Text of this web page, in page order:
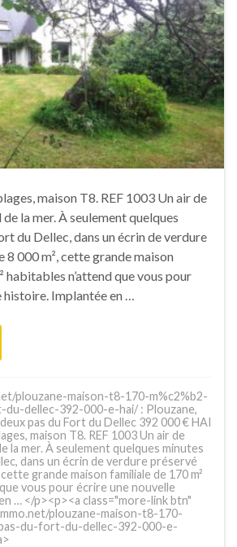
maison T8. REF 1003 Un air de
la mer. À seulement quelques
du Dellec, dans un écrin de verdure
8 000 m², cette grande maison
habitables n’attend que vous pour
histoire. Implantée en …
plouzane-maison-t8-170-m%c2%b2-
dellec-392-000-e-hai/ : Plouzane,
pas du Fort du Dellec 392 000 € HAI
maison T8. REF 1003 Un air de
la mer. À seulement quelques minutes
dans un écrin de verdure préservé
cette grande maison familiale de 170 m²
vous pour écrire une nouvelle
… </p><p><a class="more-link btn"
plouzane-maison-t8-170-
du-fort-du-dellec-392-000-e-